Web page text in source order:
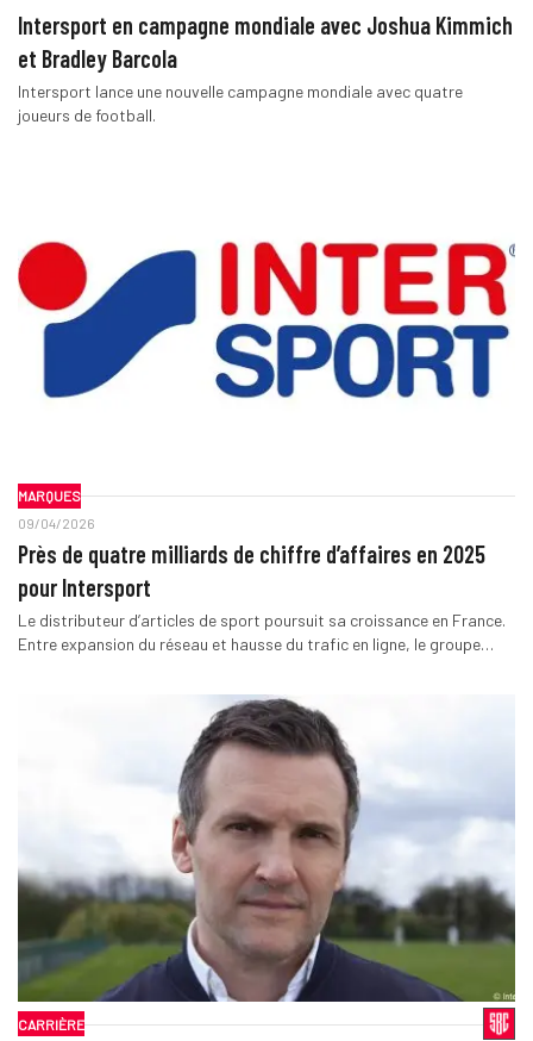
Intersport en campagne mondiale avec Joshua Kimmich
et Bradley Barcola
Intersport lance une nouvelle campagne mondiale avec quatre
joueurs de football.
MARQUES
09/04/2026
Près de quatre milliards de chiffre d’affaires en 2025
pour Intersport
Le distributeur d’articles de sport poursuit sa croissance en France.
Entre expansion du réseau et hausse du trafic en ligne, le groupe…
CARRIÈRE